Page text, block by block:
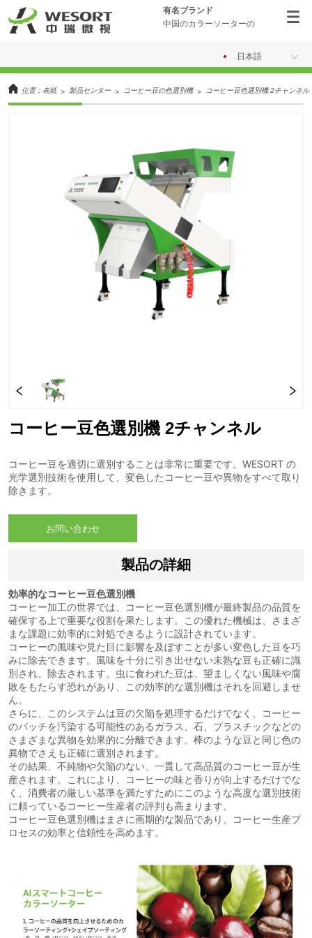
有名ブランド
中国のカラーソーターの
日本語
位置： 表紙 > 製品センター > コーヒー豆の色選別機 > コーヒー豆色選別機 2チャンネル
コーヒー豆色選別機 2チャンネル
お問い合わせ
製品の詳細
効率的なコーヒー豆色選別機
コーヒー加工の世界では、コーヒー豆色選別機が最終製品の品質を
確保する上で重要な役割を果たします。この優れた機械は、さまざ
まな課題に効率的に対処できるように設計されています。
コーヒーの風味や見た目に影響を及ぼすことが多い変色した豆を巧
みに除去できます。風味を十分に引き出せない未熟な豆も正確に識
別され、除去されます。虫に食われた豆は、望ましくない風味や腐
敗をもたらす恐れがあり、この効率的な選別機はそれを回避しませ
ん。
さらに、このシステムは豆の欠陥を処理するだけでなく、コーヒー
のバッチを汚染する可能性のあるガラス、石、プラスチックなどの
さまざまな異物を効果的に分離できます。棒のような豆と同じ色の
異物でさえも正確に選別されます。
その結果、不純物や欠陥のない、一貫して高品質のコーヒー豆が生
産されます。これにより、コーヒーの味と香りが向上するだけでな
く、消費者の厳しい基準を満たすためにこのような高度な選別技術
に頼っているコーヒー生産者の評判も高まります。
コーヒー豆色選別機はまさに画期的な製品であり、コーヒー生産プ
ロセスの効率と信頼性を高めます。